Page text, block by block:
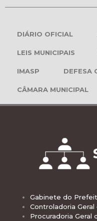
DIÁRIO OFICIAL
LEIS MUNICIPAIS
IMASP DEFESA
CÂMARA MUNICIPAL
Gabinete do
Controladoria Geral
Procuradoria Geral